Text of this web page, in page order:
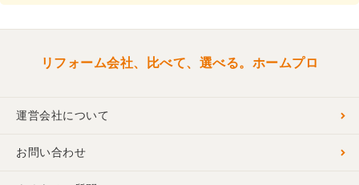
リフォーム会社、比べて、選べる。ホームプロ
運営会社について
お問い合わせ